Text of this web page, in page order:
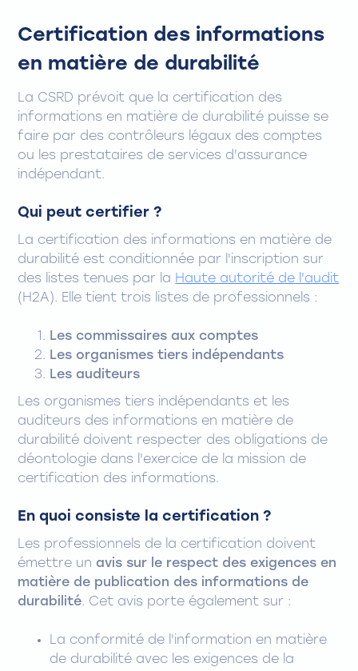
Certification des informations
en matière de durabilité
La CSRD prévoit que la certification des
informations en matière de durabilité puisse se
faire par des contrôleurs légaux des comptes
ou les prestataires de services d'assurance
indépendant.
Qui peut certifier ?
La certification des informations en matière de
durabilité est conditionnée par l'inscription sur
des listes tenues par la Haute autorité de l'audit
(H2A). Elle tient trois listes de professionnels :
Les commissaires aux comptes
Les organismes tiers indépendants
Les auditeurs
Les organismes tiers indépendants et les
auditeurs des informations en matière de
durabilité doivent respecter des obligations de
déontologie dans l'exercice de la mission de
certification des informations.
En quoi consiste la certification ?
Les professionnels de la certification doivent
émettre unavis sur le respect des exigences en
matière de publication des informations de
durabilité. Cet avis porte également sur :
La conformité de l'information en matière
de durabilité avec les exigences de la